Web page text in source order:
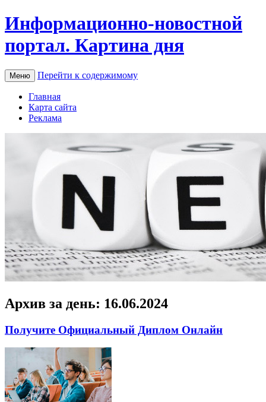
Информационно-новостной
портал. Картина дня
Меню Перейти к содержимому
Главная
Карта сайта
Реклама
Архив за день: 16.06.2024
Получите Официальный Диплом Онлайн